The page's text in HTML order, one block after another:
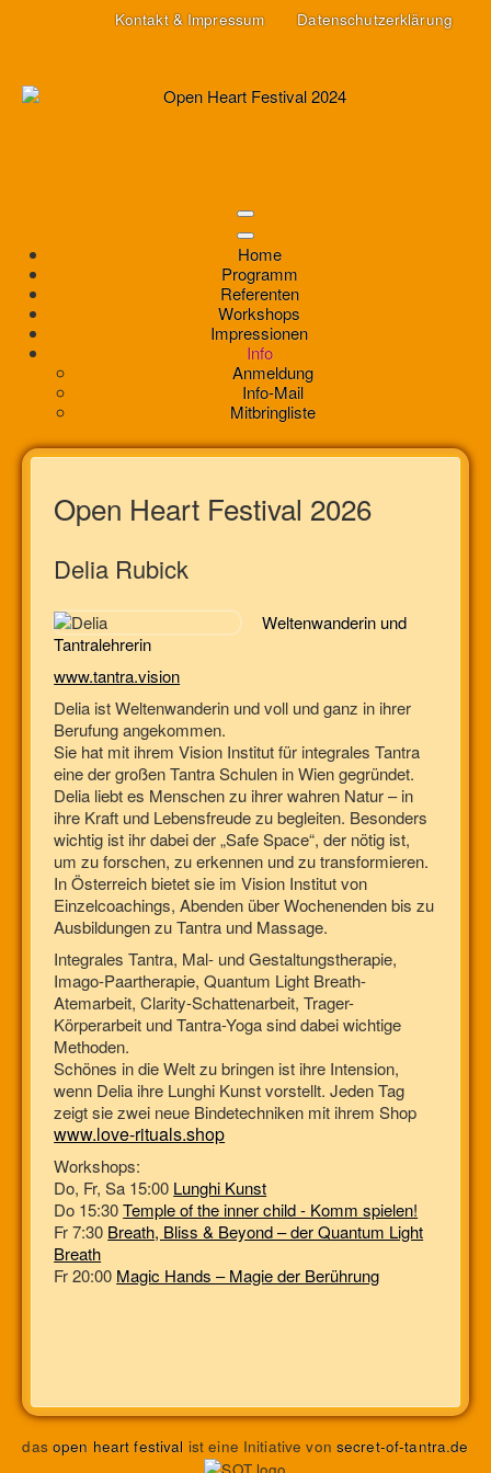
Kontakt & Impressum Datenschutzerklärung
Home
Programm
Referenten
Workshops
Impressionen
Info
Anmeldung
Info-Mail
Mitbringliste
Open Heart Festival 2026
Delia Rubick
Weltenwanderin und
Tantralehrerin
www.tantra.vision
Delia ist Weltenwanderin und voll und ganz in ihrer
Berufung angekommen.
Sie hat mit ihrem Vision Institut für integrales Tantra
eine der großen Tantra Schulen in Wien gegründet.
Delia liebt es Menschen zu ihrer wahren Natur – in
ihre Kraft und Lebensfreude zu begleiten. Besonders
wichtig ist ihr dabei der „Safe Space“, der nötig ist,
um zu forschen, zu erkennen und zu transformieren.
In Österreich bietet sie im Vision Institut von
Einzelcoachings, Abenden über Wochenenden bis zu
Ausbildungen zu Tantra und Massage.
Integrales Tantra, Mal- und Gestaltungstherapie,
Imago-Paartherapie, Quantum Light Breath-
Atemarbeit, Clarity-Schattenarbeit, Trager-
Körperarbeit und Tantra-Yoga sind dabei wichtige
Methoden.
Schönes in die Welt zu bringen ist ihre Intension,
wenn Delia ihre Lunghi Kunst vorstellt. Jeden Tag
zeigt sie zwei neue Bindetechniken mit ihrem Shop
www.love-rituals.shop
Workshops:
Do, Fr, Sa 15:00 Lunghi Kunst
Do 15:30Temple of the inner child - Komm spielen!
Fr 7:30 Breath, Bliss & Beyond – der Quantum Light
Breath
Fr 20:00 Magic Hands – Magie der Berührung
das open heart festival ist eine Initiative von secret-of-tantra.de